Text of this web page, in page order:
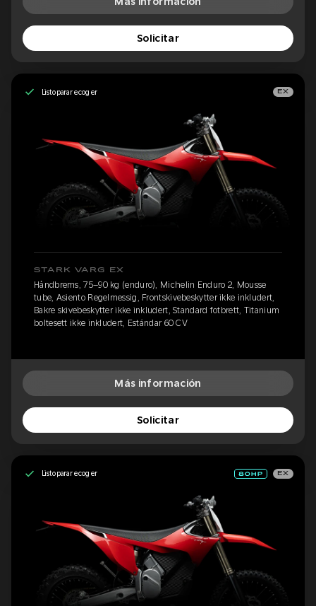
Solicitar
Listo para recoger EX
STARK VARG EX
Håndbrems, 75–90 kg (enduro), Michelin Enduro 2, Mousse
tube, Asiento Regelmessig, Frontskivebeskytter ikke inkludert,
Bakre skivebeskytter ikke inkludert, Standard fotbrett, Titanium
boltesett ikke inkludert, Estándar 60 CV
Más información
Solicitar
Listo para recoger EX